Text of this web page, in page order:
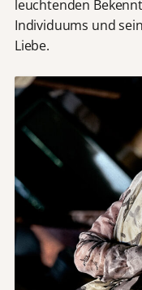
leuchtenden
Individuums und
Liebe.